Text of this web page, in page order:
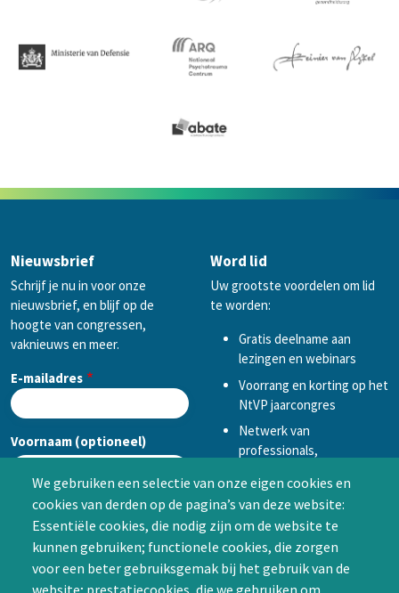
We gebruiken een selectie van onze eigen cookies en
cookies van derden op de pagina’s van deze website:
Essentiële cookies, die nodig zijn om de website te
kunnen gebruiken; functionele cookies, die zorgen
voor een beter gebruiksgemak bij het gebruik van de
Nieuwsbrief
Schrijf je nu in voor onze
nieuwsbrief, en blijf op de
hoogte van congressen,
vaknieuws en meer.
E-mailadres
Voornaam (optioneel)
Achternaam (optioneel)
CAPTCHA
Word lid
Uw grootste voordelen om lid
te worden:
Gratis deelname aan
lezingen en webinars
Voorrang en korting op het
NtVP jaarcongres
Netwerk van
professionals,
samenwerken in een van
de Special Interest
Groepen (SIG’s) of zelf een
SIG initiëren